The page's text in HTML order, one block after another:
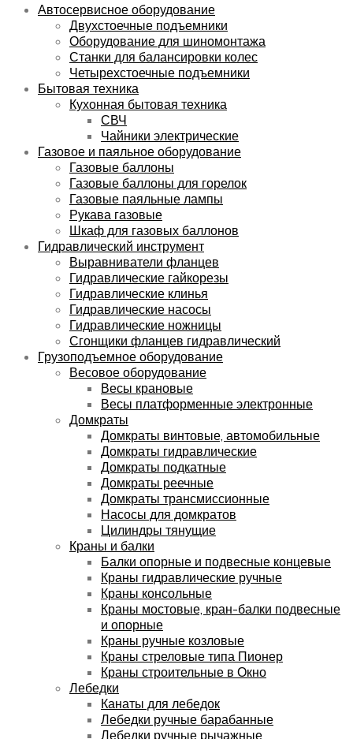
Автосервисное оборудование
Двухстоечные подъемники
Оборудование для шиномонтажа
Станки для балансировки колес
Четырехстоечные подъемники
Бытовая техника
Кухонная бытовая техника
СВЧ
Чайники электрические
Газовое и паяльное оборудование
Газовые баллоны
Газовые баллоны для горелок
Газовые паяльные лампы
Рукава газовые
Шкаф для газовых баллонов
Гидравлический инструмент
Выравниватели фланцев
Гидравлические гайкорезы
Гидравлические клинья
Гидравлические насосы
Гидравлические ножницы
Сгонщики фланцев гидравлический
Грузоподъемное оборудование
Весовое оборудование
Весы крановые
Весы платформенные электронные
Домкраты
Домкраты винтовые, автомобильные
Домкраты гидравлические
Домкраты подкатные
Домкраты реечные
Домкраты трансмиссионные
Насосы для домкратов
Цилиндры тянущие
Краны и балки
Балки опорные и подвесные концевые
Краны гидравлические ручные
Краны консольные
Краны мостовые, кран-балки подвесные
и опорные
Краны ручные козловые
Краны стреловые типа Пионер
Краны строительные в Окно
Лебедки
Канаты для лебедок
Лебедки ручные барабанные
Лебедки ручные рычажные